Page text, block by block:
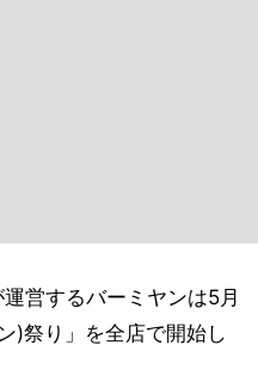
営するバーミヤンは5月
)祭り」を全店で開始し